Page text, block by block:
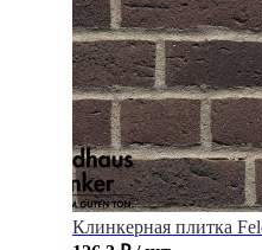
Клинкерная плитка